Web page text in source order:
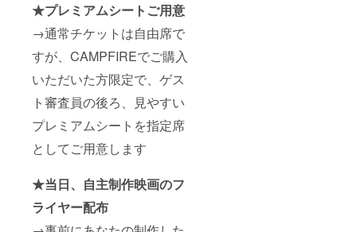
★プレミアムシートご用意
→通常チケットは自由席で
すが、CAMPFIREでご購入
いただいた方限定で、ゲス
ト審査員の後ろ、見やすい
プレミアムシートを指定席
としてご用意します
★当日、自主制作映画のフ
ライヤー配布